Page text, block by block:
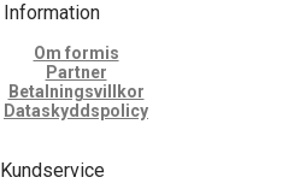
Information
Om formis
Partner
Betalningsvillkor
Dataskyddspolicy
Kundservice